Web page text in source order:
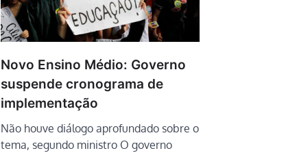
Novo Ensino Médio: Governo
suspende cronograma de
implementação
Não houve diálogo aprofundado sobre o
tema, segundo ministro O governo